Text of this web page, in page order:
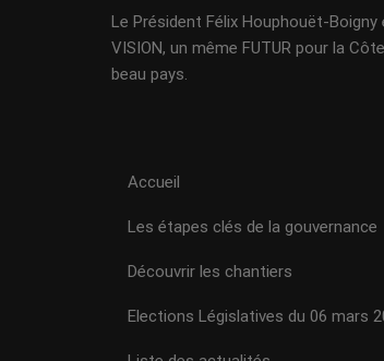
Le Président Félix Houphouët-
VISION, un même FUTUR pour la
beau pays.
Accueil
Les étapes clés de la gouvernance
Découvrir les chantiers
Elections Législatives du 06 mars